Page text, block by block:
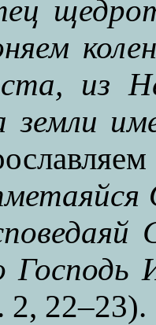
из
земли
Господь
22–23).